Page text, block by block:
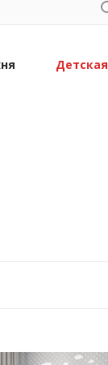
Детская